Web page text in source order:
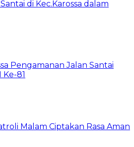
di Kec.Karossa dalam
Pengamanan Jalan Santai
81
Malam Ciptakan Rasa Aman